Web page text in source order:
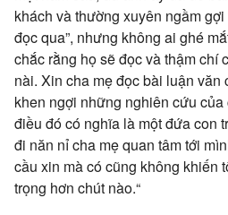
khách và thường xuyên ngầm gợi
đọc qua”, nhưng không ai ghé
chắc rằng họ sẽ đọc và thậm chí
nài. Xin cha mẹ đọc bài luận văn
khen ngợi những nghiên cứu
điều đó có nghĩa là một đứa con
đi năn nỉ cha mẹ quan tâm tới
cầu xin mà có cũng không khiến
trọng hơn chút nào.“